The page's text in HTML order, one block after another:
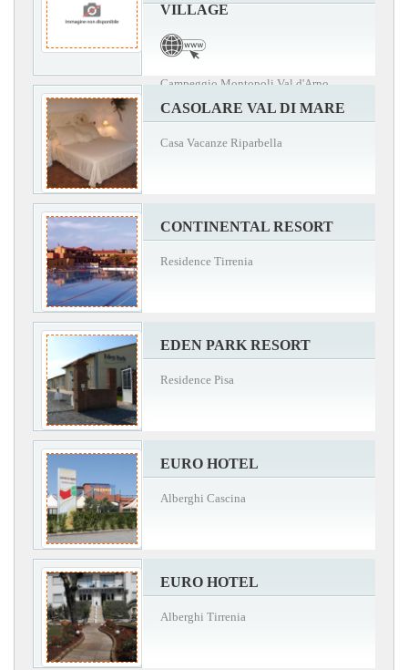
VILLAGE
Campeggio Montopoli Val d'Arno
CASOLARE VAL DI MARE
Casa Vacanze Riparbella
CONTINENTAL RESORT
Residence Tirrenia
EDEN PARK RESORT
Residence Pisa
EURO HOTEL
Alberghi Cascina
EURO HOTEL
Alberghi Tirrenia